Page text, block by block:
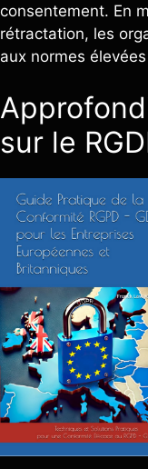
consentement. En
rétractation, les
aux normes
sur le